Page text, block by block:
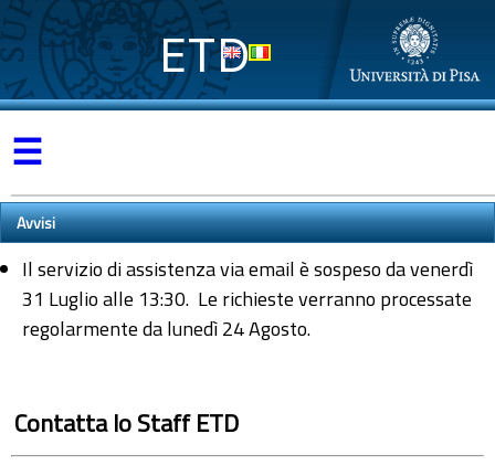
ETD
☰
Avvisi
Il servizio di assistenza via email è sospeso da venerdì
31 Luglio alle 13:30. Le richieste verranno processate
regolarmente da lunedì 24 Agosto.
Contatta lo Staff ETD